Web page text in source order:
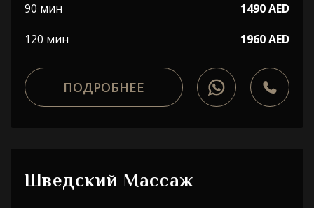
90 мин
1490 AED
120 мин
1960 AED
ПОДРОБНЕЕ
Шведский Массаж